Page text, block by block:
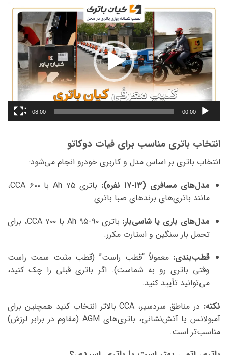
نمایشگر
ویدیو
00:00
08:00
انتخاب باتری مناسب برای فیات دوکاتو
انتخاب باتری بر اساس مدل و کاربری خودرو انجام می‌شود:
مدل‌های مسافری (۱۳-۱۷ نفره):
باتری ۷۵ Ah با CCA ۶۰۰،
مانند باتری‌های برندهای صبا باتری
مدل‌های باری یا شاسی‌بار:
باتری ۹۰-۹۵ Ah با CCA ۷۰۰، برای
تحمل بار سنگین و استارت مکرر.
قطب‌بندی: معمولاً “قطب راست” (قطب مثبت سمت راست
وقتی باتری رو به شماست). اگر باتری قبلی را چک کنید،
می‌توانید تأیید کنید.
نکته:
در مناطق سردسیر، CCA بالاتر انتخاب کنید همچنین برای
آمبولانس یا آتش‌نشانی، باتری‌های AGM (مقاوم در برابر لرزش)
مناسب‌تر است.